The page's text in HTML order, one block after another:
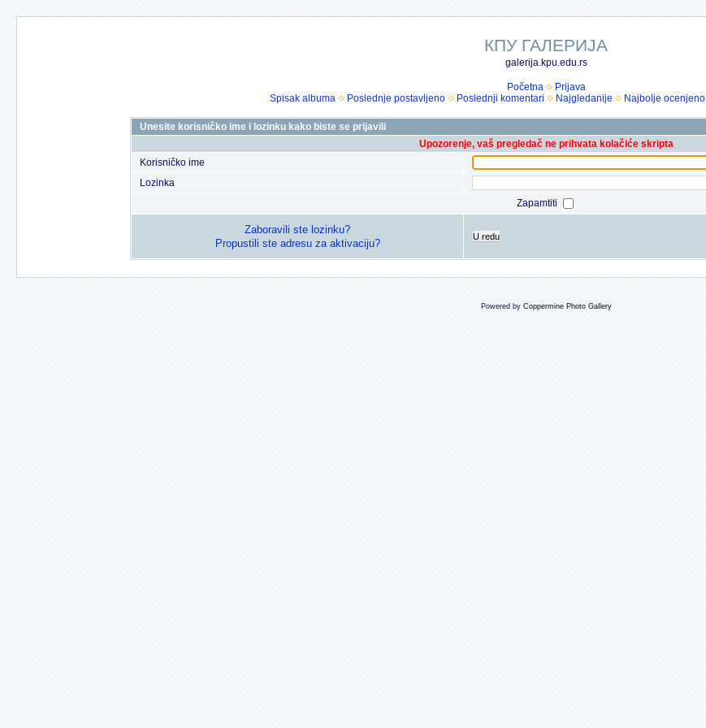
КПУ ГАЛЕРИЈА
galerija.kpu.edu.rs
Početna
Prijava
Spisak albuma
Poslednje postavljeno Poslednji komentari Najgledanije Najbolje ocenjeno
Unesite korisničko ime i lozinku kako biste se prijavili
Upozorenje, vaš pregledač ne prihvata kolačiće skripta
Korisničko ime
Lozinka
Zapamtiti
Zaboravili ste lozinku?
Propustili ste adresu za aktivaciju?
U redu
Powered by Coppermine Photo Gallery